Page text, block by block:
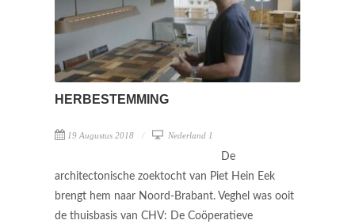
HERBESTEMMING
19 Augustus 2018 Nederland 1
De
architectonische zoektocht van Piet Hein Eek
brengt hem naar Noord-Brabant. Veghel was ooit
de thuisbasis van CHV: De Coöperatieve